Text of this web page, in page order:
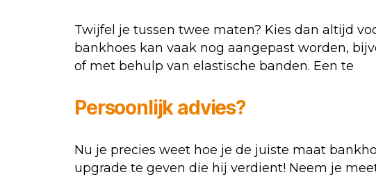
Twijfel je tussen twee maten? Kies dan altijd
bankhoes kan vaak nog aangepast worden,
of met behulp van elastische banden. Een te
Persoonlijk advies?
Nu je precies weet hoe je de juiste maat
upgrade te geven die hij verdient! Neem je